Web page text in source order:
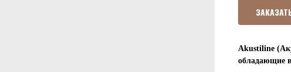
Akustiline
обладающие